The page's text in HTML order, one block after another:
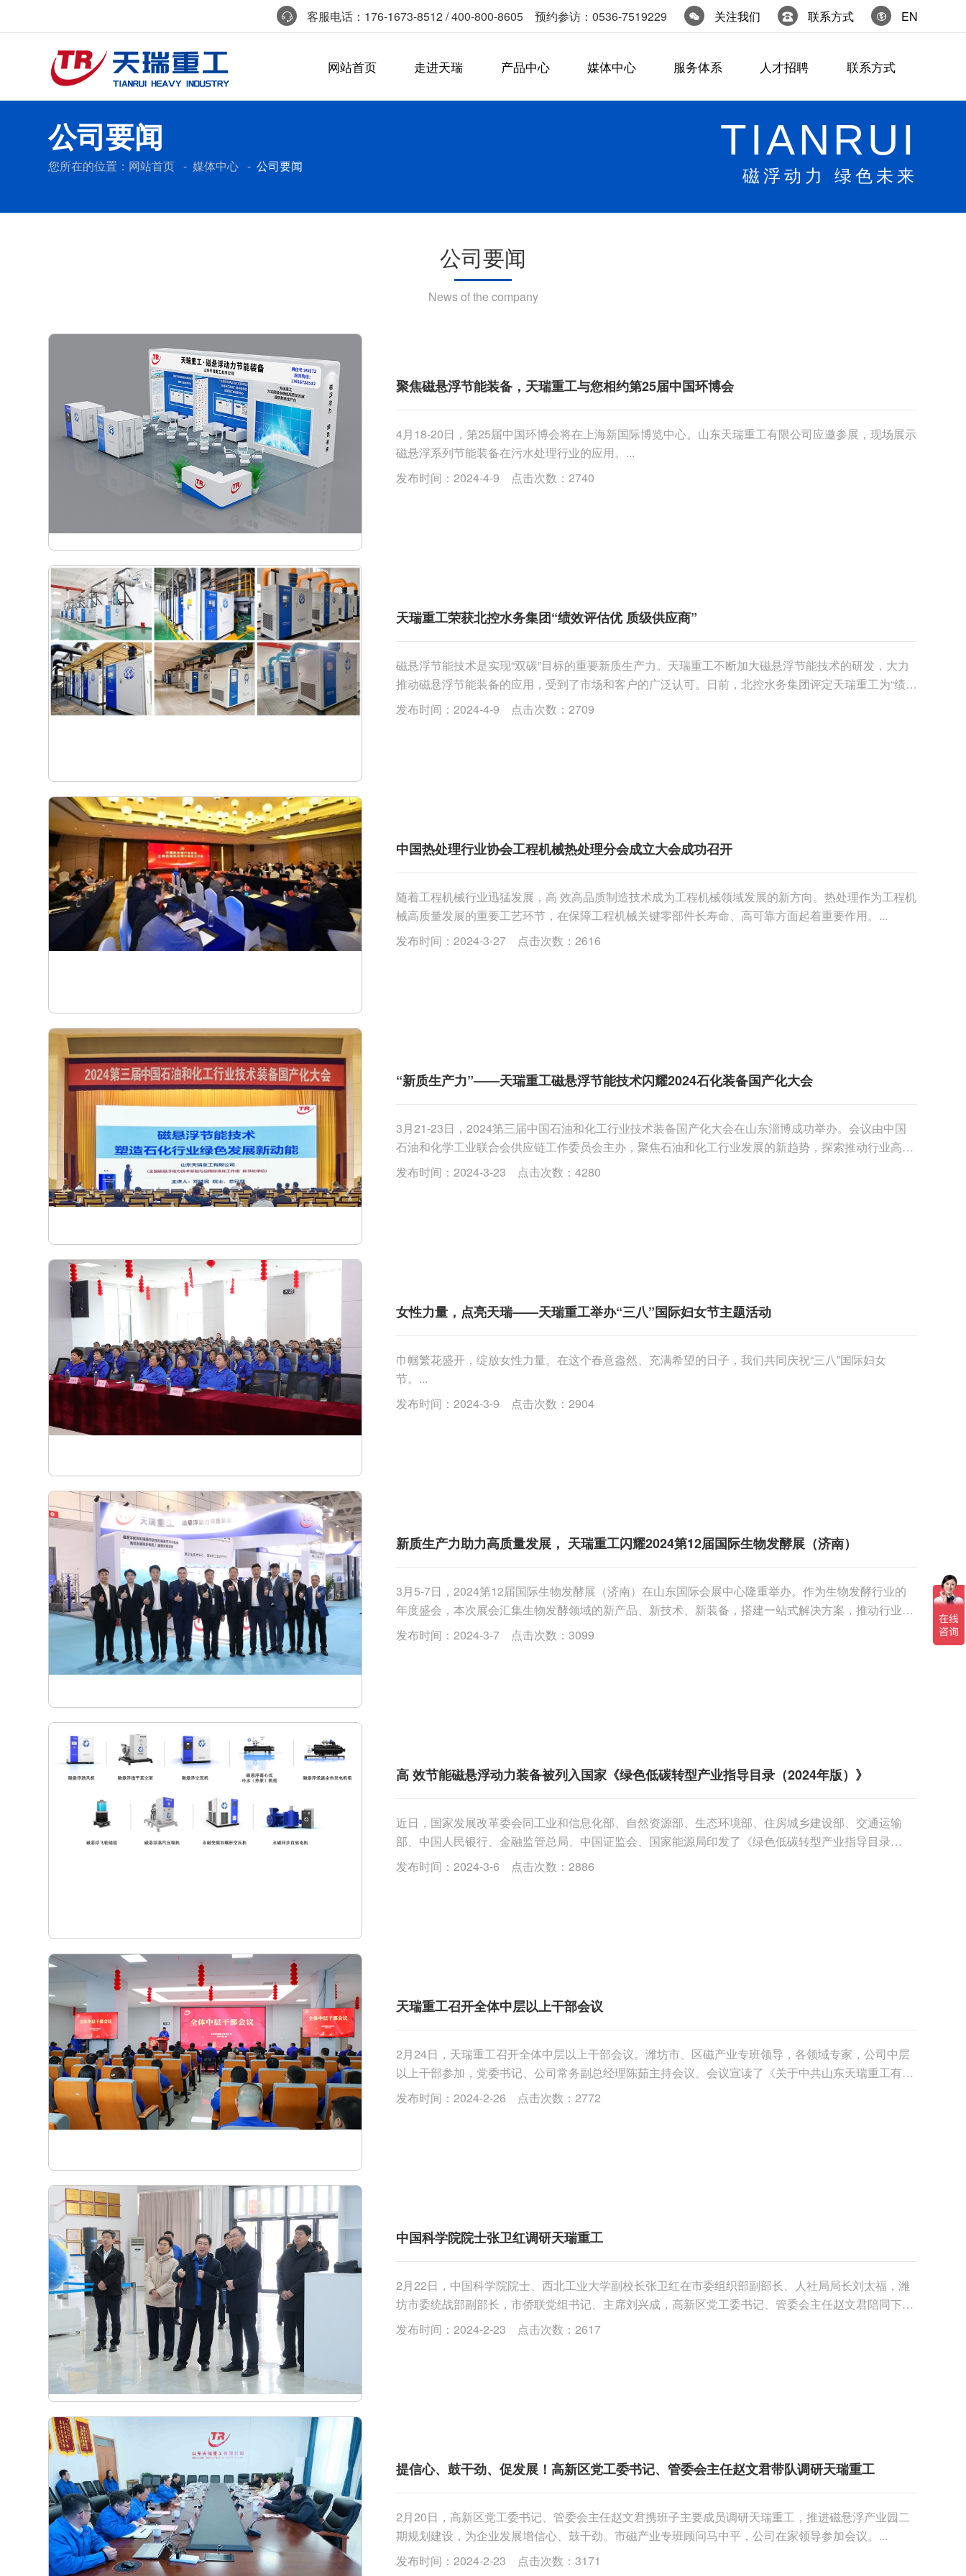
客服电话：176-1673-8512 / 400-800-8605 预约参访：0536-7519229 关注我们 联系方式 EN
网站首页 走进天瑞 产品中心 媒体中心 服务体系 人才招聘 联系方式
公司要闻
您所在的位置： 网站首页 -媒体中心 -公司要闻
TIANRUI
磁浮动力 绿色未来
公司要闻
News of the company
聚焦磁悬浮节能装备，天瑞重工与您相约第25届中国环博会
4月18-20日，第25届中国环博会将在上海新国际博览中心。山东天瑞重工有限公司应邀参展，现场展示
磁悬浮系列节能装备在污水处理行业的应用。...
发布时间：2024-4-9 点击次数：2740
天瑞重工荣获北控水务集团“绩效评估优 质级供应商”
磁悬浮节能技术是实现“双碳”目标的重要新质生产力。天瑞重工不断加大磁悬浮节能技术的研发，大力
推动磁悬浮节能装备的应用，受到了市场和客户的广泛认可。日前，北控水务集团评定天瑞重工为“绩效
评估优 质级供应商”，对天瑞重工磁悬浮节能装备给予了高度的肯定。...
发布时间：2024-4-9 点击次数：2709
中国热处理行业协会工程机械热处理分会成立大会成功召开
随着工程机械行业迅猛发展，高 效高品质制造技术成为工程机械领域发展的新方向。热处理作为工程机
械高质量发展的重要工艺环节，在保障工程机械关键零部件长寿命、高可靠方面起着重要作用。...
发布时间：2024-3-27 点击次数：2616
“新质生产力”——天瑞重工磁悬浮节能技术闪耀2024石化装备国产化大会
3月21-23日，2024第三届中国石油和化工行业技术装备国产化大会在山东淄博成功举办。会议由中国
石油和化学工业联合会供应链工作委员会主办，聚焦石油和化工行业发展的新趋势，探索推动行业高质
量发展的新产品、新技术、新装备。...
发布时间：2024-3-23 点击次数：4280
女性力量，点亮天瑞——天瑞重工举办“三八”国际妇女节主题活动
巾帼繁花盛开，绽放女性力量。在这个春意盎然、充满希望的日子，我们共同庆祝“三八”国际妇女
节。...
发布时间：2024-3-9 点击次数：2904
新质生产力助力高质量发展， 天瑞重工闪耀2024第12届国际生物发酵展（济南）
3月5-7日，2024第12届国际生物发酵展（济南）在山东国际会展中心隆重举办。作为生物发酵行业的
年度盛会，本次展会汇集生物发酵领域的新产品、新技术、新装备，搭建一站式解决方案，推动行业的
绿色低碳高质量发展。...
发布时间：2024-3-7 点击次数：3099
高 效节能磁悬浮动力装备被列入国家《绿色低碳转型产业指导目录（2024年版）》
近日，国家发展改革委会同工业和信息化部、自然资源部、生态环境部、住房城乡建设部、交通运输
部、中国人民银行、金融监管总局、中国证监会、国家能源局印发了《绿色低碳转型产业指导目录
（2024年版）》（发改环资〔2024〕165号），培育壮大绿色发展新动能，加快发展方式绿色转型。高
效节能磁悬浮动力装备被列入该目录。
发布时间：2024-3-6 点击次数：2886
天瑞重工召开全体中层以上干部会议
2月24日，天瑞重工召开全体中层以上干部会议。潍坊市、区磁产业专班领导，各领域专家，公司中层
以上干部参加，党委书记、公司常务副总经理陈茹主持会议。会议宣读了《关于中共山东天瑞重工有限
公司委员会及支部任命的通知》和《关于调整公司组织机构及人员任命的通知》。随后5名新提任干部
代表进行了发言，感谢公司为他们成长进步提供了广阔舞台，表示将立足新的岗位，做出更大成绩。...
发布时间：2024-2-26 点击次数：2772
中国科学院院士张卫红调研天瑞重工
2月22日，中国科学院院士、西北工业大学副校长张卫红在市委组织部副部长、人社局局长刘太福，潍
坊市委统战部副部长，市侨联党组书记、主席刘兴成，高新区党工委书记、管委会主任赵文君陪同下到
天瑞重工调研。...
发布时间：2024-2-23 点击次数：2617
提信心、鼓干劲、促发展！高新区党工委书记、管委会主任赵文君带队调研天瑞重工
2月20日，高新区党工委书记、管委会主任赵文君携班子主要成员调研天瑞重工，推进磁悬浮产业园二
期规划建设，为企业发展增信心、鼓干劲。市磁产业专班顾问马中平，公司在家领导参加会议。...
发布时间：2024-2-23 点击次数：3171